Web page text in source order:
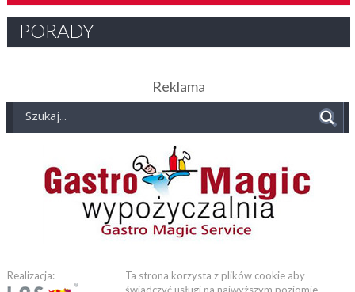
PORADY
Reklama
Realizacja:
Ta strona korzysta z plików cookie aby
świadczyć usługi na najwyższym poziomie.